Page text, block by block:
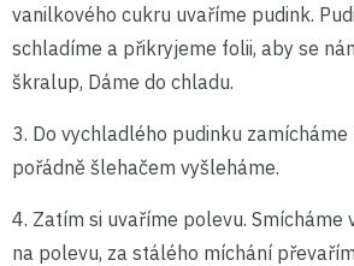
vanilkového cukru uvaříme pudink.
schladíme a přikryjeme folii, aby se
škralup, Dáme do chladu.
3. Do vychladlého pudinku
pořádně šlehačem vyšleháme.
4. Zatím si uvaříme polevu. Smícháme
na polevu, za stálého míchání